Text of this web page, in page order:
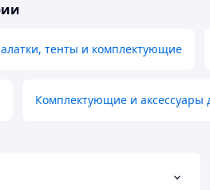
тенты и комплектующие
Комплектующие и аксессуары